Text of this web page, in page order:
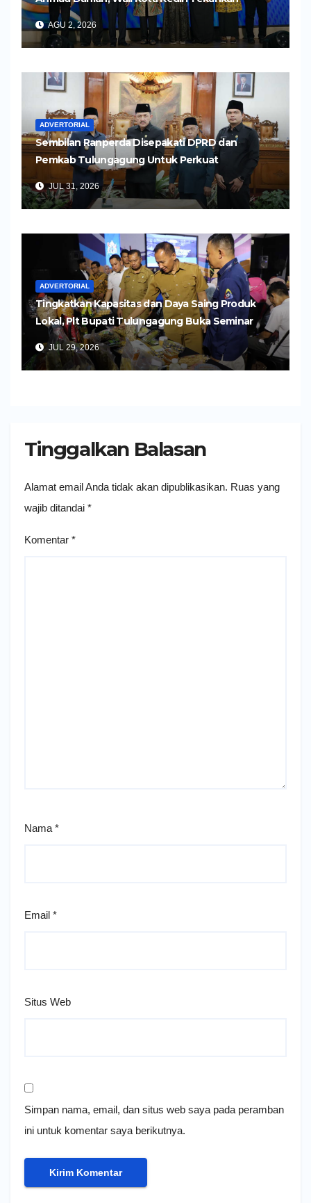
Pelayanan Kesehatan yang Humanis
AGU 2, 2026
ADVERTORIAL
Sembilan Ranperda Disepakati DPRD dan
Pemkab Tulungagung Untuk Perkuat
Pembangunan Daerah
JUL 31, 2026
ADVERTORIAL
Tingkatkan Kapasitas dan Daya Saing Produk
Lokal, Plt Bupati Tulungagung Buka Seminar
Impor dan Ekspor Produk UMKM
JUL 29, 2026
Tinggalkan Balasan
Alamat email Anda tidak akan dipublikasikan. Ruas yang
wajib ditandai *
Komentar *
Nama *
Email *
Situs Web
Simpan nama, email, dan situs web saya pada peramban
ini untuk komentar saya berikutnya.